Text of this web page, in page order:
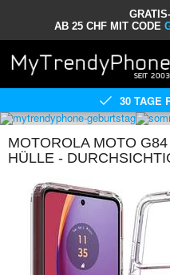
AB 25 CHF MIT CODE
30 TAGE
MOTOROLA MOTO
HÜLLE -